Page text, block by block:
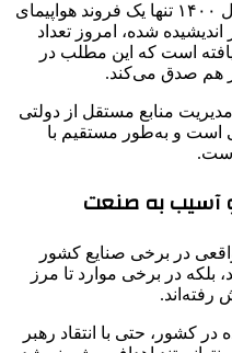
درحالی‌که ناوگان این شرکت در سال ۱۴۰۰ تنها یک فروند هواپیمای
اندیشیده شده، امروز تعداد
افزایش یافته است که این مطلب در
هم صدق می‌کند.
منابع مستقل از دولتی
و به‌طور مستقیم با
به صنعت
در برخی صنایع کشور
بلکه در برخی موارد تا مرز
رفته‌اند.
کشور، حتی با انتقاد رهبر